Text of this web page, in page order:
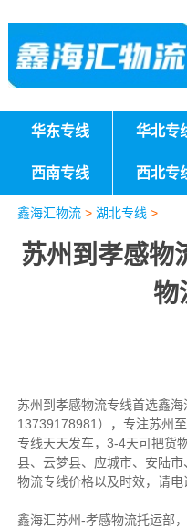
华东专线 华北专
西南专线 西北专
鑫海汇物流> 湖北专线 >
苏州到孝感物
物
苏州到孝感物流专线首选鑫海
13739178981），专注苏州
专线天天发车，3-4天可把货
县、云梦县、应城市、安陆市
物流专线价格以及时效，请电
鑫海汇苏州-孝感物流托运部，